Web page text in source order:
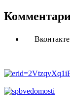
Вконтакте